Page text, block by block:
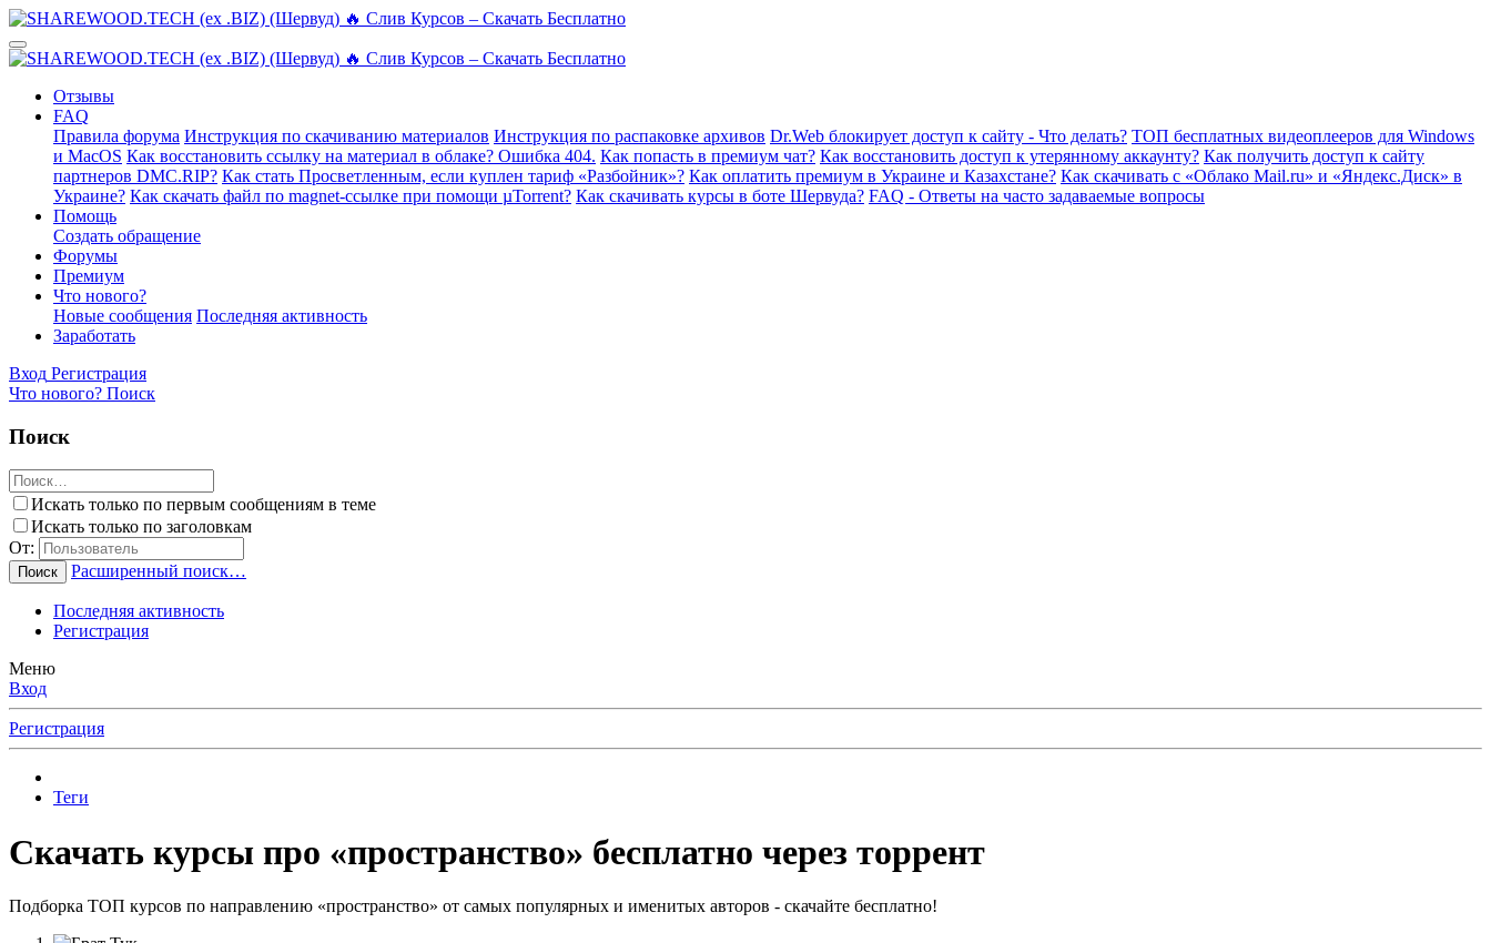
Отзывы
FAQ
Правила форума Инструкция по скачиванию материалов Инструкция по распаковке архивов Dr.Web блокирует доступ к сайту - Что делать? ТОП бесплатных видеоплееров для Windows
и MacOS Как восстановить ссылку на материал в облаке? Ошибка 404. Как попасть в премиум чат? Как восстановить доступ к утерянному аккаунту? Как получить доступ к сайту
партнеров DMC.RIP? Как стать Просветленным, если куплен тариф «Разбойник»? Как оплатить премиум в Украине и Казахстане? Как скачивать с «Облако Mail.ru» и «Яндекс.Диск» в
Украине? Как скачать файл по magnet-ссылке при помощи µTorrent? Как скачивать курсы в боте Шервуда? FAQ - Ответы на часто задаваемые вопросы
Помощь
Создать обращение
Форумы
Премиум
Что нового?
Новые сообщения Последняя активность
Заработать
Вход Регистрация
Что нового? Поиск
Поиск
Искать только по первым сообщениям в теме
Искать только по заголовкам
От:
Поиск Расширенный поиск…
Последняя активность
Регистрация
Меню
Вход
Регистрация
Теги
Скачать курсы про «пространство» бесплатно через торрент
Подборка ТОП курсов по направлению «пространство» от самых популярных и именитых авторов - скачайте бесплатно!